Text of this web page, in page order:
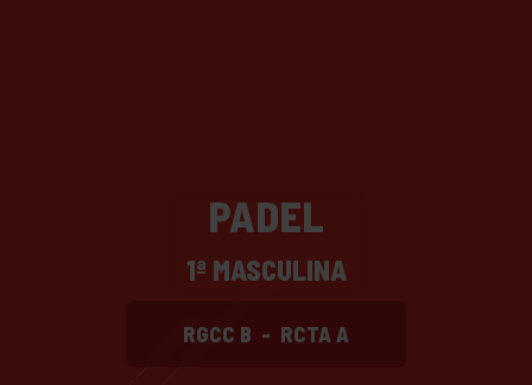
PADEL
1ª MASCULINA
RGCC B - RCTA A